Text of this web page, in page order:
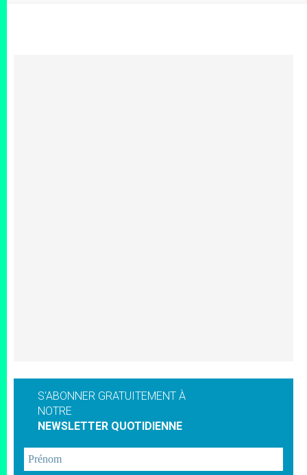
S'ABONNER GRATUITEMENT À
NOTRE
NEWSLETTER QUOTIDIENNE